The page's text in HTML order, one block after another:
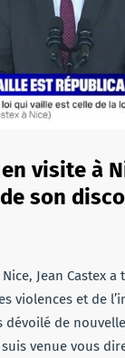
en visite à
son
Jean Castex
violences et de
dévoilé de
venue vous